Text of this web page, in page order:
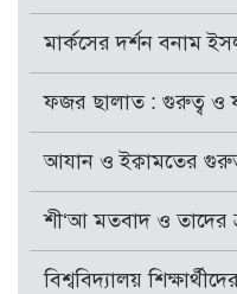
মার্কসের দর্শন বনাম
ফজর ছালাত : গুরুত্ব ও
আযান ও ইক্বামতের
শী‘আ মতবাদ ও তাদের
বিশ্ববিদ্যালয়